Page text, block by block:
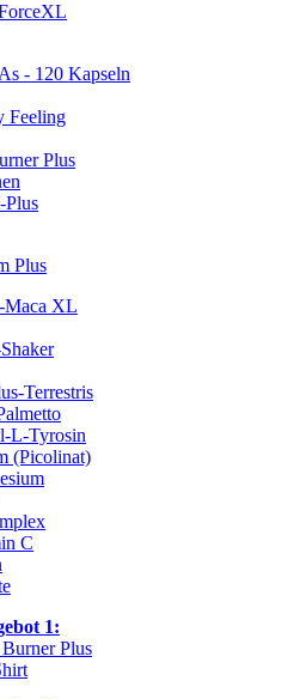
- 120 Kapseln
Feeling
Plus
Plus
Plus
Maca XL
Terrestris
L-Tyrosin
(Picolinat)
C
1:
Plus